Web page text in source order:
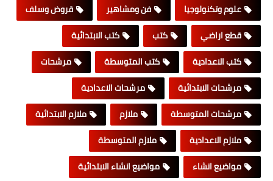
علوم وتكنولوجيا
فن ومشاهير
قروض وسلف
قطع اراضي
كتب
كتب الابتدائية
كتب الاعدادية
كتب المتوسطة
مرشحات
مرشحات الابتدائية
مرشحات الاعدادية
مرشحات المتوسطة
ملازم
ملازم الابتدائية
ملازم الاعدادية
ملازم المتوسطة
مواضيع انشاء
مواضيع انشاء الابتدائية